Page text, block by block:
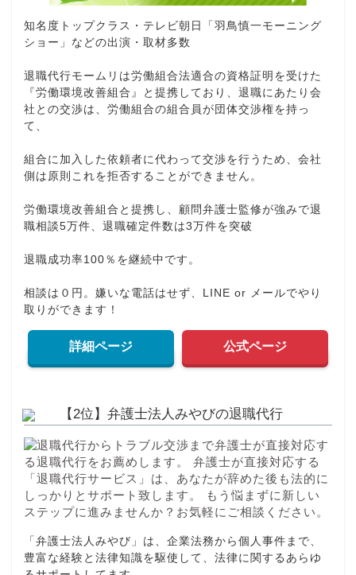
知名度トップクラス・テレビ朝日「羽鳥慎一モーニング
ショー」などの出演・取材多数
退職代行モームリは労働組合法適合の資格証明を受けた
『労働環境改善組合』と提携しており、退職にあたり会
社との交渉は、労働組合の組合員が団体交渉権を持っ
て、
組合に加入した依頼者に代わって交渉を行うため、会社
側は原則これを拒否することができません。
労働環境改善組合と提携し、顧問弁護士監修が強みで退
職相談5万件、退職確定件数は3万件を突破
退職成功率100％を継続中です。
相談は０円。嫌いな電話はせず、LINE or メールでやり
取りができます！
詳細ページ 公式ページ
【2位】弁護士法人みやびの退職代行
「弁護士法人みやび」は、企業法務から個人事件まで、
豊富な経験と法律知識を駆使して、法律に関するあらゆ